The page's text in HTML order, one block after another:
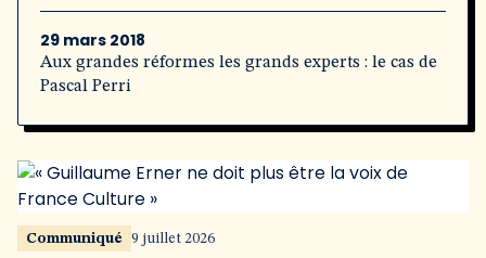
29 mars 2018
Aux grandes réformes les grands experts : le cas de
Pascal Perri
Communiqué 9 juillet 2026